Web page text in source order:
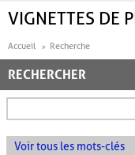
VIGNETTES DE
Accueil Recherche
RECHERCHER
Voir tous les mots-clés